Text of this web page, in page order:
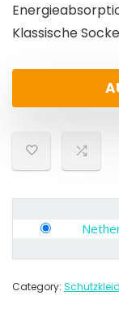
Klassische
Category: